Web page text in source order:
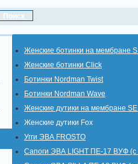
Женские ботинки на мембране
Женские ботинки Click
Ботинки Nordman Twist
Ботинки Nordman Wave
Женские дутики на мембране
Женские дутики Fox
Угги ЭВА FROSTO
Сапоги ЭВА LIGHT ПЕ-17 ВУФ